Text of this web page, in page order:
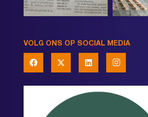
VOLG ONS OP SOCIAL MEDIA